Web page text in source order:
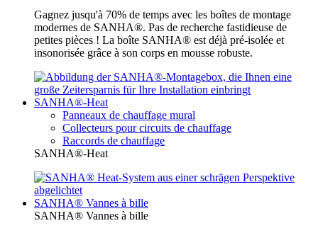
Gagnez jusqu'à 70% de temps avec les boîtes de montage
modernes de SANHA®. Pas de recherche fastidieuse de
petites pièces ! La boîte SANHA® est déjà pré-isolée et
insonorisée grâce à son corps en mousse robuste.
SANHA®-Heat
Panneaux de chauffage mural
Collecteurs pour circuits de chauffage
Raccords de chauffage
SANHA®-Heat
SANHA® Vannes à bille
SANHA® Vannes à bille